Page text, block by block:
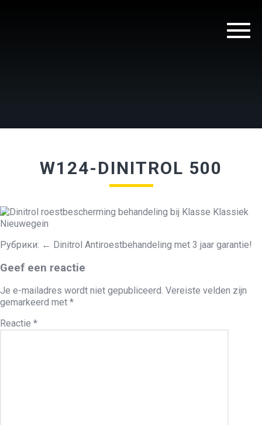
W124-DINITROL 500
Рубрики: ← Dinitrol Antiroestbehandeling met 3 jaar garantie!
Geef een reactie
Je e-mailadres wordt niet gepubliceerd. Vereiste velden zijn
gemarkeerd met *
Reactie *